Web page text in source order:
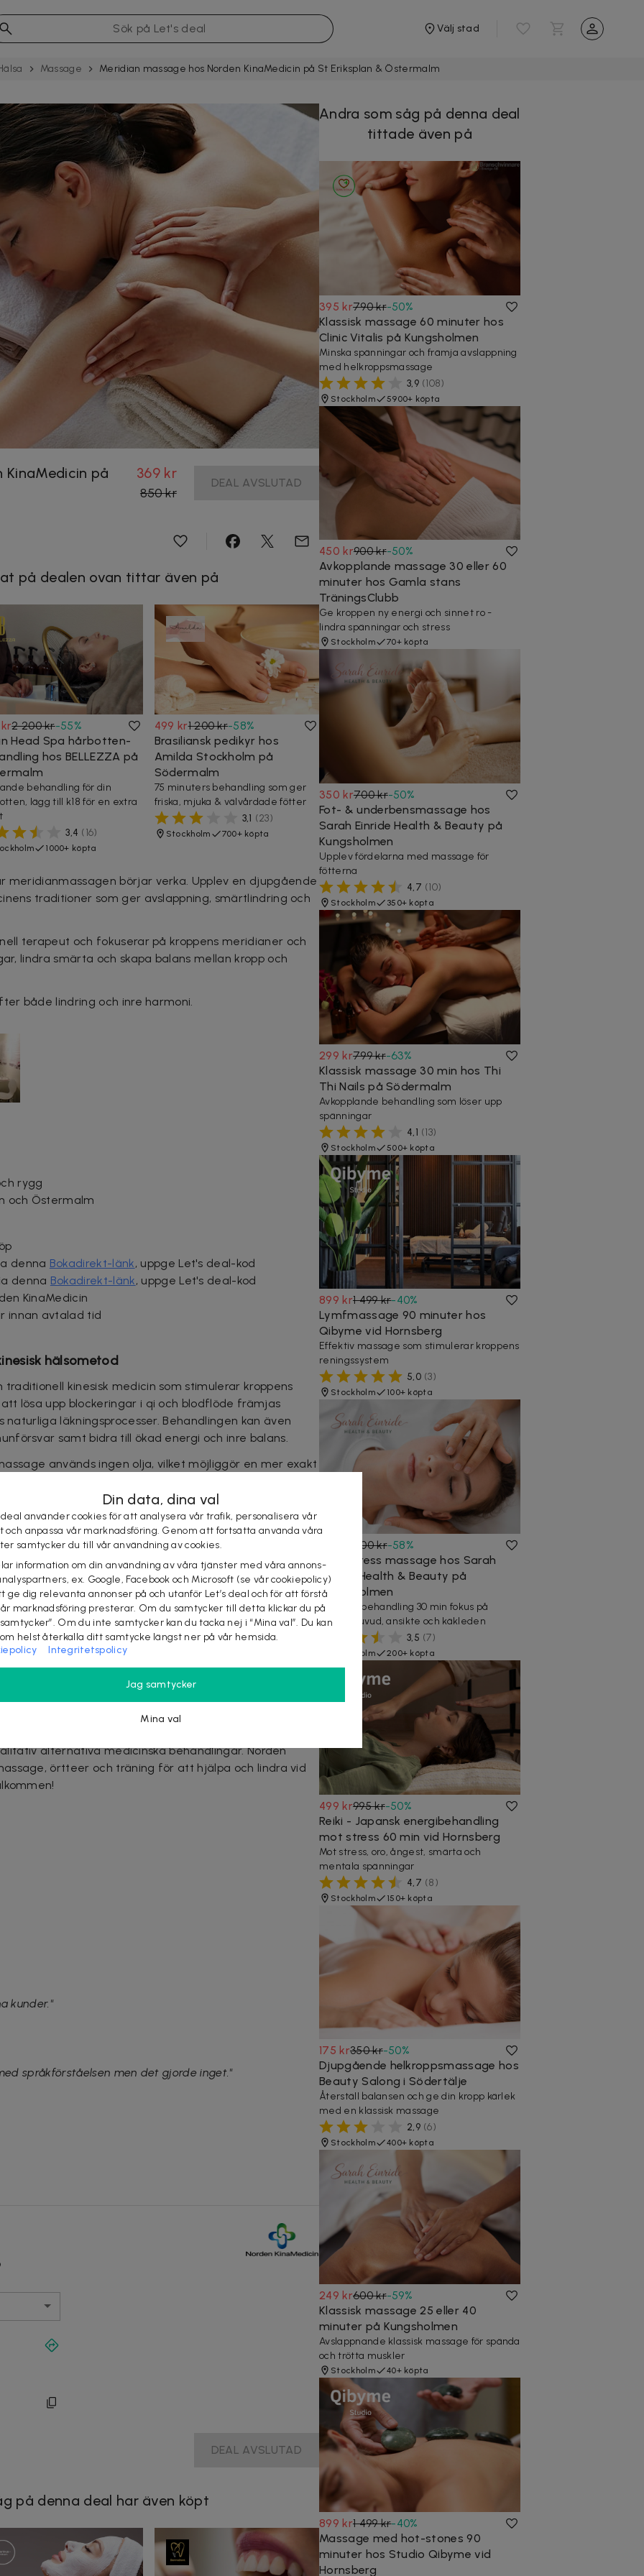
Välj stad
Massage Meridian massage hos Norden KinaMedicin på St Eriksplan & Östermalm
KinaMedicin på
369 kr
850 kr
DEAL AVSLUTAD
på dealen ovan tittar även på
2 200 kr-55%
Head Spa hårbotten-
hos BELLEZZA på
behandling för din
lägg till k18 för en extra
3,4 (16)
1000+ köpta
499 kr1 200 kr-58%
Brasiliansk pedikyr hos
Amilda Stockholm på
Södermalm
75 minuters behandling som ger
friska, mjuka & välvårdade fötter
3,1 (23)
Stockholm 700+ köpta
meridianmassagen börjar verka. Upplev en djupgående
traditioner som ger avslappning, smärtlindring och
terapeut och fokuserar på kroppens meridianer och
lindra smärta och skapa balans mellan kropp och
både lindring och inre harmoni.
rygg
och Östermalm
denna Bokadirekt-länk, uppge Let's deal-kod
denna Bokadirekt-länk, uppge Let's deal-kod
KinaMedicin
innan avtalad tid
hälsometod
kinesisk medicin som stimulerar kroppens
lösa upp blockeringar i qi och blodflöde främjas
naturliga läkningsprocesser. Behandlingen kan även
samt bidra till ökad energi och inre balans.
används ingen olja, vilket möjliggör en mer exakt
ner i vävnader och energibanor. Oavsett om du
stillasittande arbete eller trötthet från en hektisk
harmoni och ny energi.
och ledvärk
och sinne
Gravida, personer med benbrott, allvarliga
febersjukdomar bör undvika behandlingen.
medicinklinik (TKM) som sedan 2009 gett
alternativa medicinska behandlingar. Norden
örtteer och träning för att hjälpa och lindra vid
kunder."
språkförståelsen men det gjorde inget."
DEAL AVSLUTAD
på denna deal har även köpt
Andra som såg på denna deal
tittade även på
395 kr790 kr-50%
Klassisk massage 60 minuter hos
Clinic Vitalis på Kungsholmen
Minska spänningar och främja avslappning
med helkroppsmassage
3,9 (108)
Stockholm 5900+ köpta
450 kr900 kr-50%
Avkopplande massage 30 eller 60
minuter hos Gamla stans
TräningsClubb
Ge kroppen ny energi och sinnet ro -
lindra spänningar och stress
Stockholm 70+ köpta
350 kr700 kr-50%
Fot- & underbensmassage hos
Sarah Einride Health & Beauty på
Kungsholmen
Upplev fördelarna med massage för
fötterna
4,7 (10)
Stockholm 350+ köpta
299 kr799 kr-63%
Klassisk massage 30 min hos Thi
Thi Nails på Södermalm
Avkopplande behandling som löser upp
spänningar
4,1 (13)
Stockholm 500+ köpta
899 kr1 499 kr-40%
Lymfmassage 90 minuter hos
Qibyme vid Hornsberg
Effektiv massage som stimulerar kroppens
reningssystem
5,0 (3)
Stockholm 100+ köpta
700 kr-58%
Anti-Stress massage hos Sarah
Einride Health & Beauty på
Kungsholmen
Massagebehandling 30 min fokus på
nacke, huvud, ansikte och käkleden
3,5 (7)
Stockholm 200+ köpta
499 kr995 kr-50%
Reiki - Japansk energibehandling
mot stress 60 min vid Hornsberg
Mot stress, oro, ångest, smärta och
mentala spänningar
4,7 (8)
Stockholm 150+ köpta
175 kr350 kr-50%
Djupgående helkroppsmassage hos
Beauty Salong i Södertälje
Återställ balansen och ge din kropp kärlek
med en klassisk massage
2,9 (6)
Stockholm 400+ köpta
249 kr600 kr-59%
Klassisk massage 25 eller 40
minuter på Kungsholmen
Avslappnande klassisk massage för spända
och trötta muskler
Stockholm 40+ köpta
899 kr1 499 kr-40%
Massage med hot-stones 90
minuter hos Studio Qibyme vid
Hornsberg
Din data, dina val
deal använder cookies för att analysera vår trafik, personalisera vår
och anpassa vår marknadsföring. Genom att fortsätta använda våra
samtycker du till vår användning av cookies.
information om din användning av våra tjänster med våra annons-
ex. Google, Facebook och Microsoft (se vår cookiepolicy)
ge dig relevanta annonser på och utanför Let’s deal och för att förstå
marknadsföring presterar. Om du samtycker till detta klickar du på
samtycker”. Om du inte samtycker kan du tacka nej i “Mina val”. Du kan
helst återkalla ditt samtycke längst ner på vår hemsida.
Integritetspolicy
Jag samtycker
Mina val